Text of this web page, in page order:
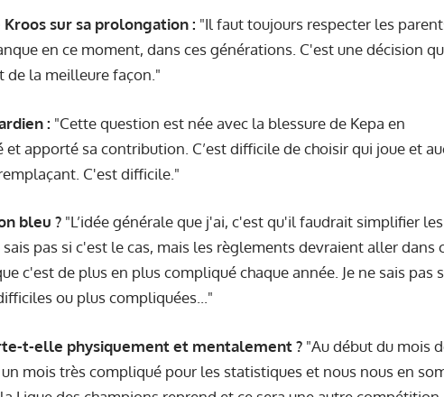
sur sa prolongation : "Il faut toujours respecter les
en ce moment, dans ces générations. C'est une décision
de la meilleure façon."
: "Cette question est née avec la blessure de Kepa en
et apporté sa contribution. C’est difficile de choisir qui joue et
C'est difficile."
bleu ? "L’idée générale que j'ai, c'est qu'il faudrait simplifier les
sais pas si c'est le cas, mais les règlements devraient aller dans
c'est de plus en plus compliqué chaque année. Je ne sais pas
ou plus compliquées..."
t-elle physiquement et mentalement ? "Au début du mois
mois très compliqué pour les statistiques et nous nous en